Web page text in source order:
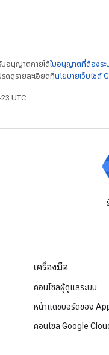
บอนุญาตภายใต้ใบอนุญาตที่ต้องร
รดดูรายละเอียดที่นโยบายเว็บไซต์
UTC
เครื่องมือ
คอนโซลผู้ดูแลระบบ
หน้าแดชบอร์ดของ
คอนโซล Google